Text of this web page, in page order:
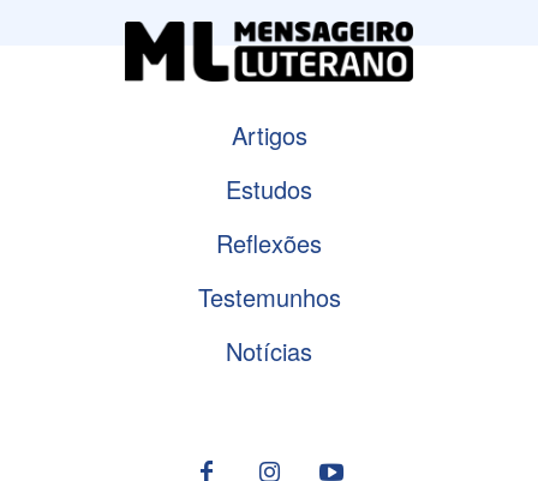
Artigos
Estudos
Reflexões
Testemunhos
Notícias